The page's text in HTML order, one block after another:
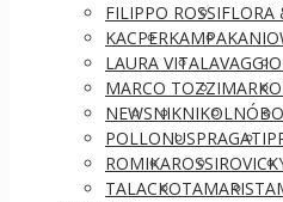
FILIPPO ROSSIFLORA
KACPERKAMPA
LAURA VITALAVAGGIO
MARCO TOZZIMARKO
NEWSNIKNIKOLNÓBO
POLLONUSPRAGATI
ROMIKAROSSI
TALACKOTAMARIS